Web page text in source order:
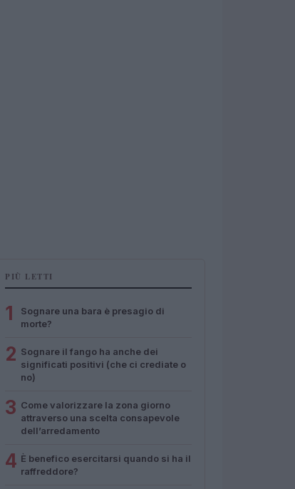
PIÙ LETTI
1
Sognare una bara è presagio di
morte?
2 Sognare il fango ha anche dei
significati positivi (che ci crediate o
no)
3 Come valorizzare la zona giorno
attraverso una scelta consapevole
dell’arredamento
4 È benefico esercitarsi quando si ha il
raffreddore?